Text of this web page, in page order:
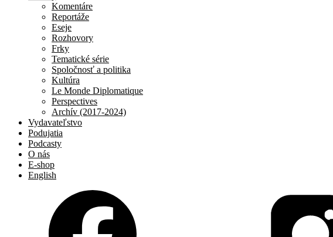
Komentáre
Reportáže
Eseje
Rozhovory
Frky
Tematické série
Spoločnosť a politika
Kultúra
Le Monde Diplomatique
Perspectives
Archív (2017-2024)
Vydavateľstvo
Podujatia
Podcasty
O nás
E-shop
English